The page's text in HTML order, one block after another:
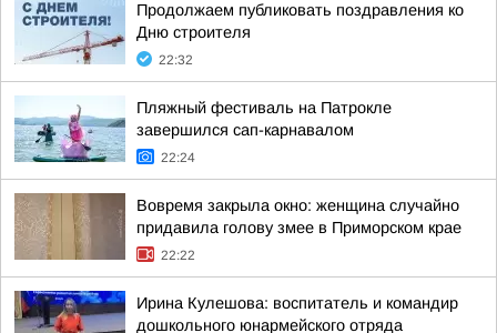
Продолжаем публиковать поздравления ко
Дню строителя
22:32
Пляжный фестиваль на Патрокле
завершился сап-карнавалом
22:24
Вовремя закрыла окно: женщина случайно
придавила голову змее в Приморском крае
22:22
Ирина Кулешова: воспитатель и командир
дошкольного юнармейского отряда